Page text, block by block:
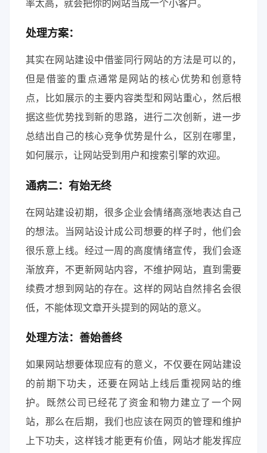
率太高，就会把你的网站当成一个小客户。
处理方案：
其实在网站建设中借鉴同行网站的方法是可以的，
但是借鉴的重点通常是网站的核心优势和创意特
点，比如展示的主要内容类型和网站重心，然后根
据这些优势找到新的思路，进行二次创新，进一步
总结出自己的核心竞争优势是什么，区别在哪里，
如何展示，让网站受到用户和搜索引擎的欢迎。
通病二：有始无终
在网站建设初期，很多企业会情绪高涨地表达自己
的想法。当网站设计成公司想要的样子时，他们会
很乐意上线。经过一周的高度情绪宣传，我们会逐
渐放弃，不更新网站内容，不维护网站，直到需要
续费才想到网站的存在。这样的网站自然排名会很
低，不能体现文章开头提到的网站的意义。
处理方法：善始善终
如果网站想要体现应有的意义，不仅要在网站建设
的前期下功夫，还要在网站上线后重视网站的维
护。既然公司已经花了资金和物力建立了一个网
站，那么在后期，我们也应该在网页的管理和维护
上下功夫，这样钱才能更有价值，网站才能发挥应